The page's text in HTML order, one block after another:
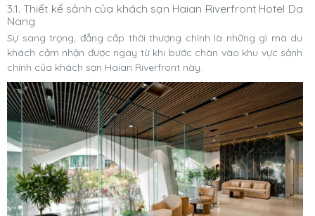
3.1. Thiết kế sảnh của khách sạn Haian Riverfront Hotel Da
Nang
Sự sang trọng, đẳng cấp thời thượng chính là những gì mà du
khách cảm nhận được ngay từ khi bước chân vào khu vực sảnh
chính của khách sạn Haian Riverfront này.